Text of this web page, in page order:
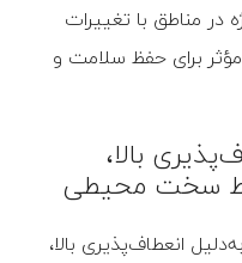
در مناطق با تغییرات
برای حفظ سلامت و
بالا،
سخت محیطی
انعطاف‌پذیری بالا،